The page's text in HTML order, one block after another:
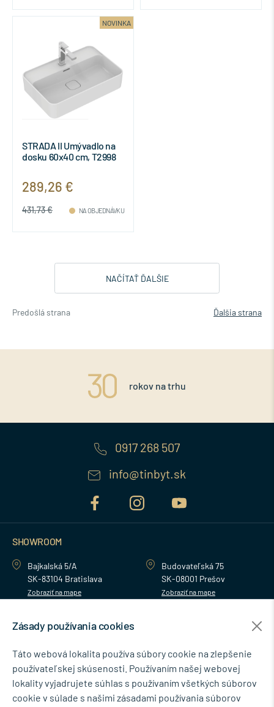
NOVINKA
STRADA II Umývadlo na
dosku 60x40 cm, T2998
289,26 €
431,73 € NA OBJEDNÁVKU
NAČÍTAŤ ĎALŠIE
Predošlá strana Ďalšia strana
rokov na trhu
0917 268 507
info@tinbyt.sk
SHOWROOM
Bajkalská 5/A
SK-83104 Bratislava
Zobraziť na mape
Budovateľská 75
SK-08001 Prešov
Zobraziť na mape
NEWSLETTER
Zásady používania cookies
Táto webová lokalita používa súbory cookie na zlepšenie
používateľskej skúsenosti. Používaním našej webovej
lokality vyjadrujete súhlas s používaním všetkých súborov
cookie v súlade s našimi zásadami používania súborov